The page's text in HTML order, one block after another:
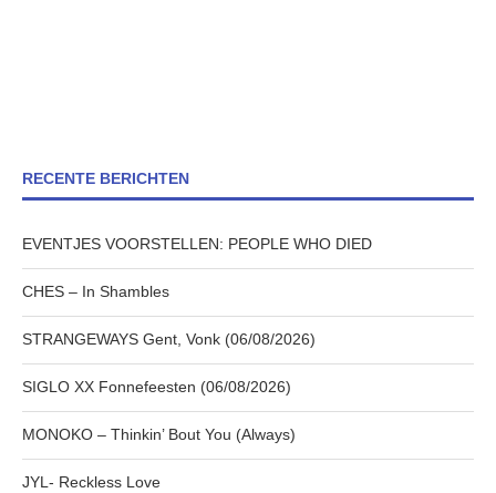
RECENTE BERICHTEN
EVENTJES VOORSTELLEN: PEOPLE WHO DIED
CHES – In Shambles
STRANGEWAYS Gent, Vonk (06/08/2026)
SIGLO XX Fonnefeesten (06/08/2026)
MONOKO – Thinkin’ Bout You (Always)
JYL- Reckless Love